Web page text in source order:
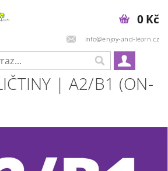
info@enjoy-and-learn.cz
0 Kč
| A2/B1 (ON-